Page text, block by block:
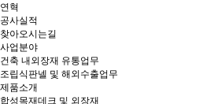
연혁
공사실적
찾아오시는길
사업분야
건축 내외장재 유통업무
조립식판넬 및 해외수출업무
제품소개
합성목재데크 및 외장재